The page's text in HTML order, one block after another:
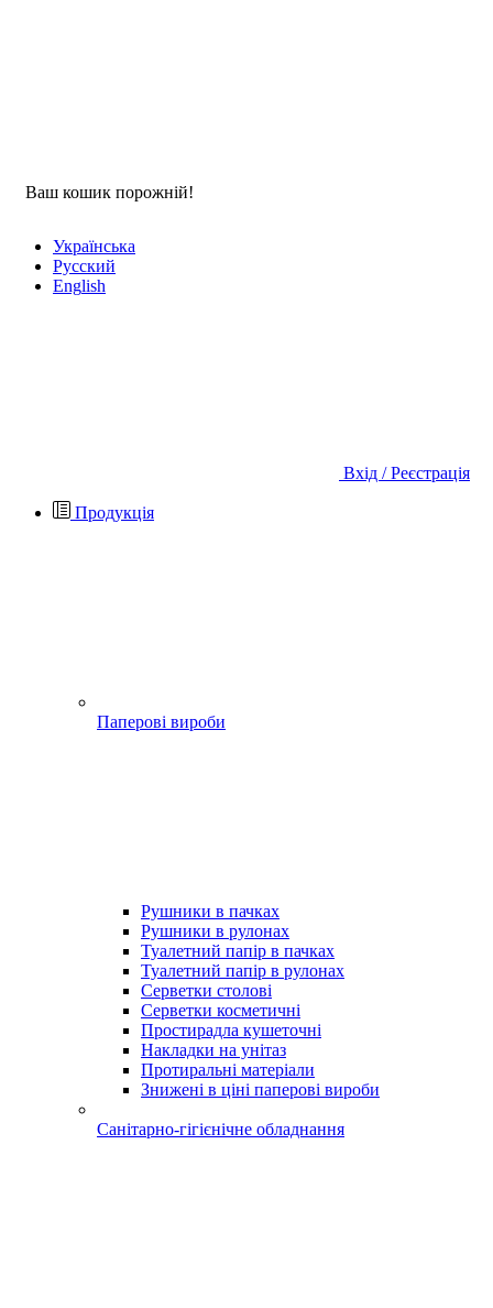
Ваш кошик порожній!
Українська
Русский
English
Вхід / Реєстрація
Продукція
Паперові вироби
Рушники в пачках
Рушники в рулонах
Туалетний папір в пачках
Туалетний папір в рулонах
Серветки столові
Серветки косметичні
Простирадла кушеточні
Накладки на унітаз
Протиральні матеріали
Знижені в ціні паперові вироби
Санітарно-гігієнічне обладнання